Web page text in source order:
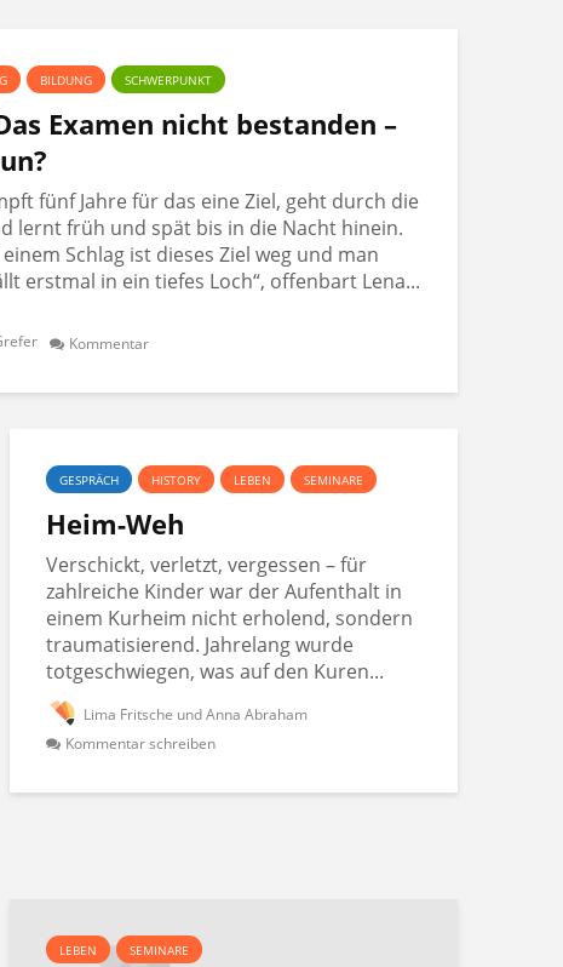
BILDUNG SCHWERPUNKT
Examen nicht bestanden –
fünf Jahre für das eine Ziel, geht durch die
lernt früh und spät bis in die Nacht hinein.
Schlag ist dieses Ziel weg und man
erstmal in ein tiefes Loch“, offenbart Lena...
Kommentar
GESPRÄCH HISTORY LEBEN SEMINARE
Heim-Weh
Verschickt, verletzt, vergessen – für
zahlreiche Kinder war der Aufenthalt in
einem Kurheim nicht erholend, sondern
traumatisierend. Jahrelang wurde
totgeschwiegen, was auf den Kuren...
Lima Fritsche und Anna Abraham
Kommentar schreiben
LEBEN SEMINARE